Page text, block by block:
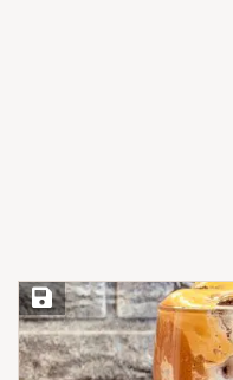
Save Recipe